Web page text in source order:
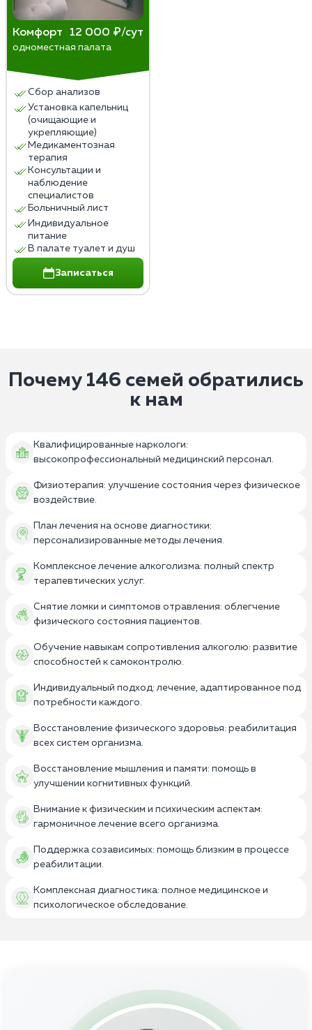
Комфорт 12 000 ₽/сут
одноместная палата
Сбор анализов
Установка капельниц
(очищающие и
укрепляющие)
Медикаментозная
терапия
Консультации и
наблюдение
специалистов
Больничный лист
Индивидуальное
питание
В палате туалет и душ
Записаться
Почему 146 семей обратились
к нам
Квалифицированные наркологи:
высокопрофессиональный медицинский персонал.
Физиотерапия: улучшение состояния через физическое
воздействие.
План лечения на основе диагностики:
персонализированные методы лечения.
Комплексное лечение алкоголизма: полный спектр
терапевтических услуг.
Снятие ломки и симптомов отравления: облегчение
физического состояния пациентов.
Обучение навыкам сопротивления алкоголю: развитие
способностей к самоконтролю.
Индивидуальный подход: лечение, адаптированное под
потребности каждого.
Восстановление физического здоровья: реабилитация
всех систем организма.
Восстановление мышления и памяти: помощь в
улучшении когнитивных функций.
Внимание к физическим и психическим аспектам:
гармоничное лечение всего организма.
Поддержка созависимых: помощь близким в процессе
реабилитации.
Комплексная диагностика: полное медицинское и
психологическое обследование.